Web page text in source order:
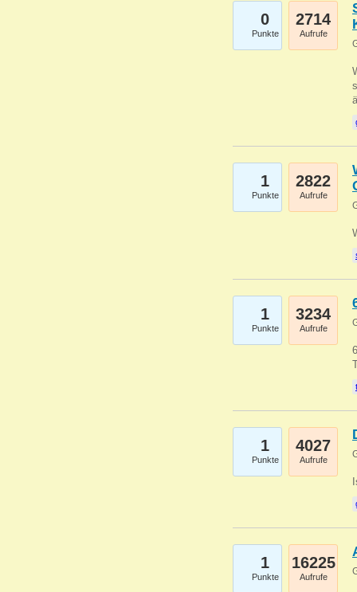
0
Punkte
2714
Aufrufe
1
Punkte
2822
Aufrufe
1
Punkte
3234
Aufrufe
1
Punkte
4027
Aufrufe
1
Punkte
16225
Aufrufe